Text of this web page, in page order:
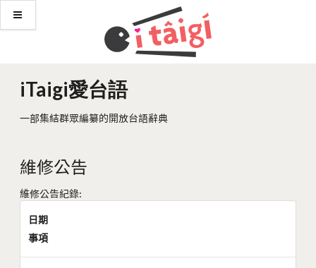
iTaigi愛台語
一部集結群眾編纂的開放台語辭典
維修公告
維修公告紀錄:
日期
事項